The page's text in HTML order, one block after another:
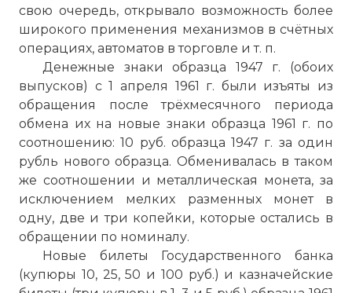
свою очередь, открывало возможность более
широкого применения механизмов в счётных
операциях, автоматов в торговле и т. п.
Денежные знаки образца 1947 г. (обоих
выпусков) с 1 апреля 1961 г. были изъяты из
обращения после трёхмесячного периода
обмена их на новые знаки образца 1961 г. по
соотношению: 10 руб. образца 1947 г. за один
рубль нового образца. Обменивалась в таком
же соотношении и металлическая монета, за
исключением мелких разменных монет в
одну, две и три копейки, которые остались в
обращении по номиналу.
Новые билеты Государственного банка
(купюры 10, 25, 50 и 100 руб.) и казначейские
☓